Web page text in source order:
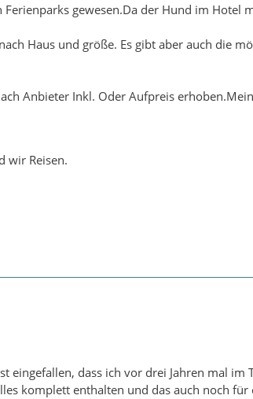
gewesen.Da der Hund im Hotel
Haus und größe. Es gibt aber auch die
Anbieter Inkl. Oder Aufpreis
wir Reisen.
eingefallen, dass ich vor drei Jahren mal im
komplett enthalten und das auch noch für